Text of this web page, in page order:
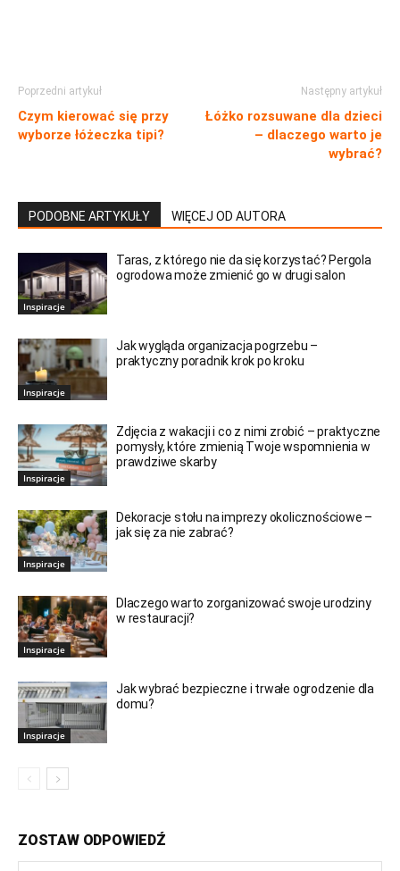
Poprzedni artykuł
Czym kierować się przy
wyborze łóżeczka tipi?
Następny artykuł
Łóżko rozsuwane dla dzieci
– dlaczego warto je
wybrać?
PODOBNE ARTYKUŁY WIĘCEJ OD AUTORA
Inspiracje
Taras, z którego nie da się korzystać? Pergola
ogrodowa może zmienić go w drugi salon
Inspiracje
Jak wygląda organizacja pogrzebu –
praktyczny poradnik krok po kroku
Inspiracje
Zdjęcia z wakacji i co z nimi zrobić – praktyczne
pomysły, które zmienią Twoje wspomnienia w
prawdziwe skarby
Inspiracje
Dekoracje stołu na imprezy okolicznościowe –
jak się za nie zabrać?
Inspiracje
Dlaczego warto zorganizować swoje urodziny
w restauracji?
Inspiracje
Jak wybrać bezpieczne i trwałe ogrodzenie dla
domu?
ZOSTAW ODPOWIEDŹ